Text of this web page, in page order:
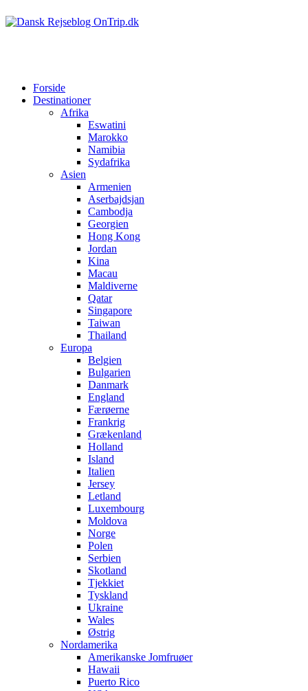
Forside
Destinationer
Afrika
Eswatini
Marokko
Namibia
Sydafrika
Asien
Armenien
Aserbajdsjan
Cambodja
Georgien
Hong Kong
Jordan
Kina
Macau
Maldiverne
Qatar
Singapore
Taiwan
Thailand
Europa
Belgien
Bulgarien
Danmark
England
Færøerne
Frankrig
Grækenland
Holland
Island
Italien
Jersey
Letland
Luxembourg
Moldova
Norge
Polen
Serbien
Skotland
Tjekkiet
Tyskland
Ukraine
Wales
Østrig
Nordamerika
Amerikanske Jomfruøer
Hawaii
Puerto Rico